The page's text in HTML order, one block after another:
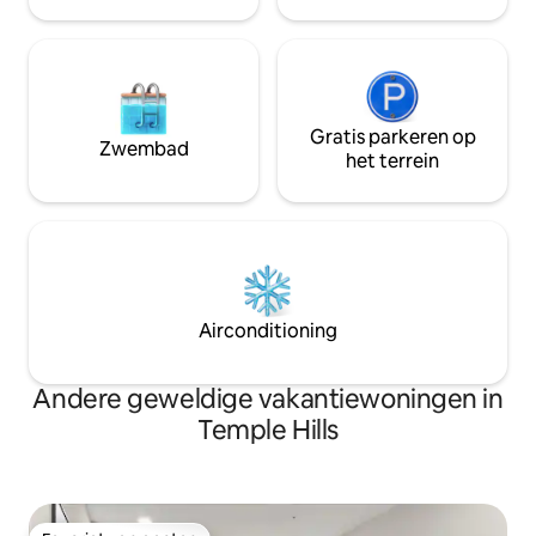
Zwembad
Gratis parkeren op
het terrein
Airconditioning
Andere geweldige vakantiewoningen in
Temple Hills